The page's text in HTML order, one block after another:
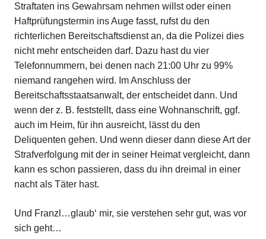
Straftaten ins Gewahrsam nehmen willst oder einen
Haftprüfungstermin ins Auge fasst, rufst du den
richterlichen Bereitschaftsdienst an, da die Polizei dies
nicht mehr entscheiden darf. Dazu hast du vier
Telefonnummern, bei denen nach 21:00 Uhr zu 99%
niemand rangehen wird. Im Anschluss der
Bereitschaftsstaatsanwalt, der entscheidet dann. Und
wenn der z. B. feststellt, dass eine Wohnanschrift, ggf.
auch im Heim, für ihn ausreicht, lässt du den
Deliquenten gehen. Und wenn dieser dann diese Art der
Strafverfolgung mit der in seiner Heimat vergleicht, dann
kann es schon passieren, dass du ihn dreimal in einer
nacht als Täter hast.
Und Franzl…glaub‘ mir, sie verstehen sehr gut, was vor
sich geht…